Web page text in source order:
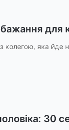
для
колегою, яка йде
30